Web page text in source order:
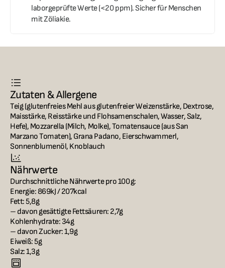
laborgeprüfte Werte (<20 ppm). Sicher für Menschen
mit Zöliakie.
Zutaten & Allergene
Teig (glutenfreies Mehl aus glutenfreier Weizenstärke, Dextrose,
Maisstärke, Reisstärke und Flohsamenschalen, Wasser, Salz,
Hefe), Mozzarella (Milch, Molke), Tomatensauce (aus San
Marzano Tomaten), Grana Padano, Eierschwammerl,
Sonnenblumenöl, Knoblauch
Nährwerte
Durchschnittliche Nährwerte pro 100 g:
Energie: 869kJ / 207kcal
Fett: 5,8g
– davon gesättigte Fettsäuren: 2,7g
Kohlenhydrate: 34g
– davon Zucker: 1,9g
Eiweiß: 5g
Salz: 1,3g